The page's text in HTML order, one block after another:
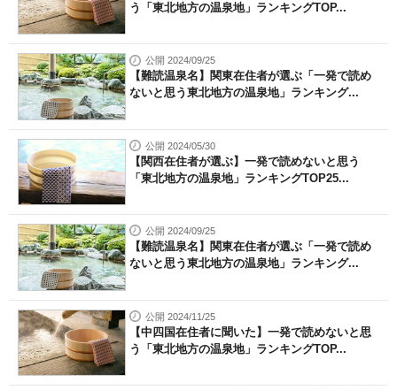
う「東北地方の温泉地」ランキングTOP...
公開 2024/09/25
【難読温泉名】関東在住者が選ぶ「一発で読め
ないと思う東北地方の温泉地」ランキング...
公開 2024/05/30
【関西在住者が選ぶ】一発で読めないと思う
「東北地方の温泉地」ランキングTOP25...
公開 2024/09/25
【難読温泉名】関東在住者が選ぶ「一発で読め
ないと思う東北地方の温泉地」ランキング...
公開 2024/11/25
【中四国在住者に聞いた】一発で読めないと思
う「東北地方の温泉地」ランキングTOP...